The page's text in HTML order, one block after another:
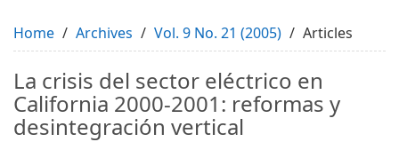
Home Archives Vol. 9 No. 21 (2005) Articles
La crisis del sector eléctrico en
California 2000-2001: reformas y
desintegración vertical